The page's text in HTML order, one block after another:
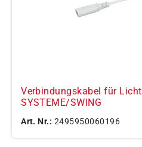
Verbindungskabel für
SYSTEME/SWING
Art. Nr.: 2495950060196